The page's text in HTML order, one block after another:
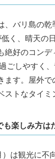
、バリ島の乾
く、晴天の
好のコンデ
ごしやすく
ます。屋外で
トなタイミ
も楽しみ方は
は観光に不